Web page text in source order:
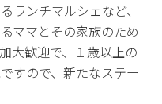
ランチマルシェなど、
ママとその家族のため
大歓迎で、１歳以上の
すので、新たなステー